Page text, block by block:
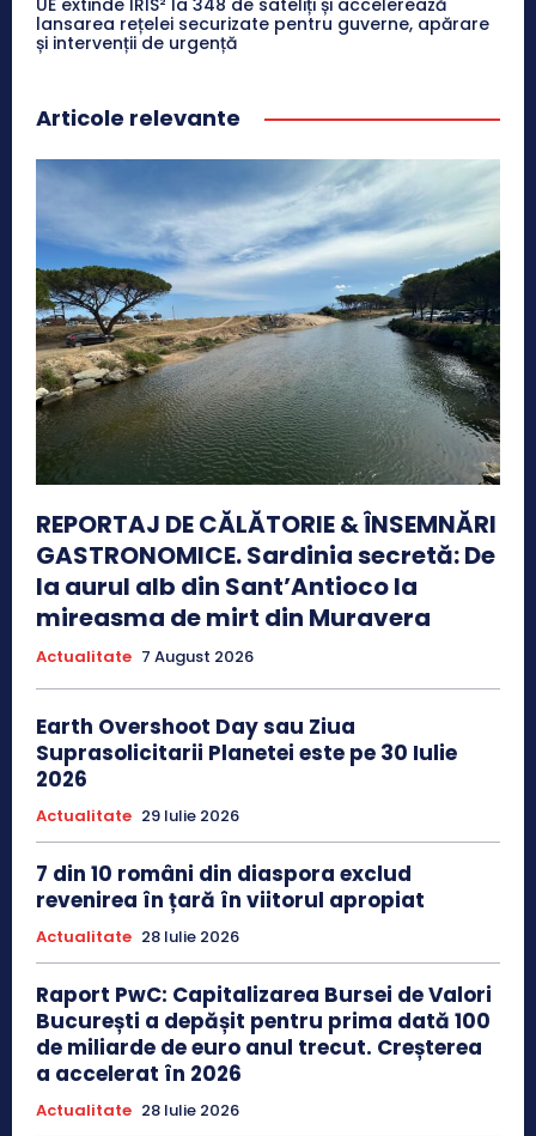
UE extinde IRIS² la 348 de sateliți și accelerează
lansarea rețelei securizate pentru guverne, apărare
și intervenții de urgență
Articole relevante
REPORTAJ DE CĂLĂTORIE & ÎNSEMNĂRI
GASTRONOMICE. Sardinia secretă: De
la aurul alb din Sant’Antioco la
mireasma de mirt din Muravera
Actualitate 7 August 2026
Earth Overshoot Day sau Ziua
Suprasolicitarii Planetei este pe 30 Iulie
2026
Actualitate 29 Iulie 2026
7 din 10 români din diaspora exclud
revenirea în țară în viitorul apropiat
Actualitate 28 Iulie 2026
Raport PwC: Capitalizarea Bursei de Valori
București a depășit pentru prima dată 100
de miliarde de euro anul trecut. Creșterea
a accelerat în 2026
Actualitate 28 Iulie 2026